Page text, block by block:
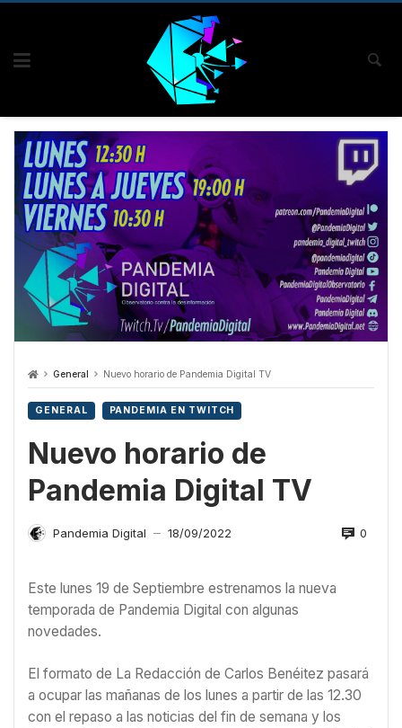
General Nuevo horario de Pandemia Digital TV
GENERAL PANDEMIA EN TWITCH
Nuevo horario de
Pandemia Digital TV
Pandemia Digital — 18/09/2022 0
Este lunes 19 de Septiembre estrenamos la nueva
temporada de Pandemia Digital con algunas
novedades.
El formato de La Redacción de Carlos Benéitez pasará
a ocupar las mañanas de los lunes a partir de las 12.30
con el repaso a las noticias del fin de semana y los